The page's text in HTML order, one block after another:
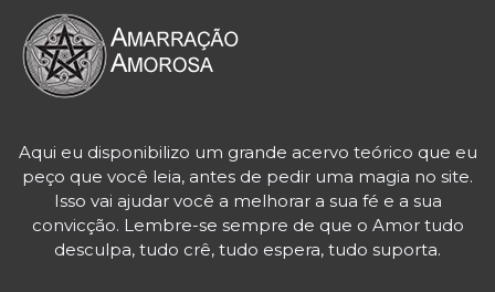
Aqui eu disponibilizo um grande acervo teórico que eu
peço que você leia, antes de pedir uma magia no site.
Isso vai ajudar você a melhorar a sua fé e a sua
convicção. Lembre-se sempre de que o Amor tudo
desculpa, tudo crê, tudo espera, tudo suporta.